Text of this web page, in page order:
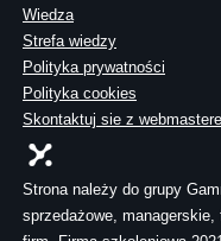
Wiedza
Strefa wiedzy
Polityka prywatności
Polityka cookies
Skontaktuj sie z
Strona należy do grupy
sprzedażowe,